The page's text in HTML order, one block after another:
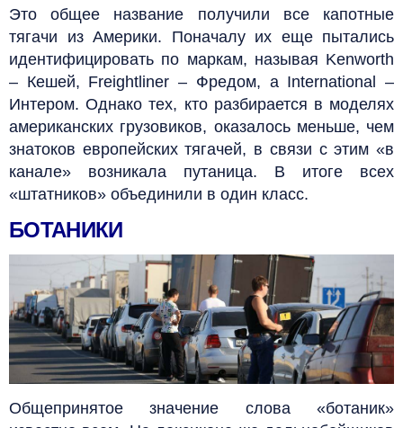
Это общее название получили все капотные
тягачи из Америки. Поначалу их еще пытались
идентифицировать по маркам, называя Kenworth
– Кешей, Freightliner – Фредом, а International –
Интером. Однако тех, кто разбирается в моделях
американских грузовиков, оказалось меньше, чем
знатоков европейских тягачей, в связи с этим «в
канале» возникала путаница. В итоге всех
«штатников» объединили в один класс.
БОТАНИКИ
Общепринятое значение слова «ботаник»